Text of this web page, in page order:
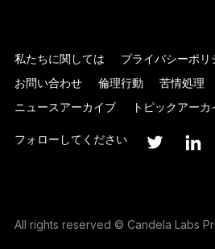
私たちに関しては プライバシーポリ
お問い合わせ
倫理行動 苦情処理
ニュースアーカイブ
トピックアーカ
フォローしてください
All rights reserved © Candela Labs